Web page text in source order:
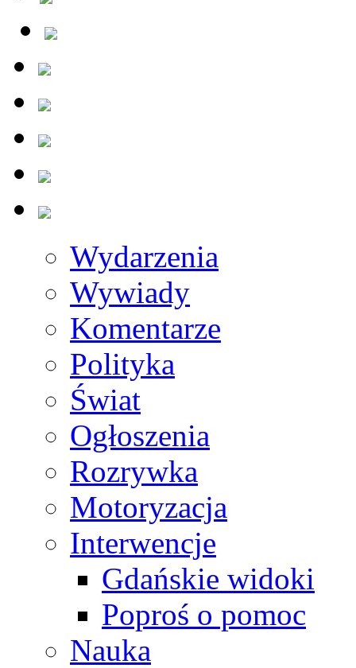
Wydarzenia
Wywiady
Komentarze
Polityka
Świat
Ogłoszenia
Rozrywka
Motoryzacja
Interwencje
Gdańskie widoki
Poproś o pomoc
Nauka